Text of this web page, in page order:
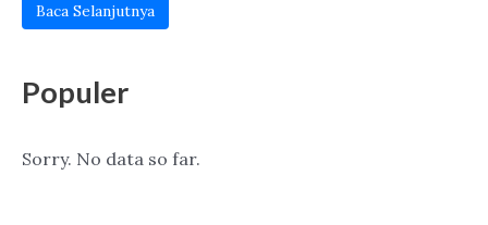
Baca Selanjutnya
Populer
Sorry. No data so far.